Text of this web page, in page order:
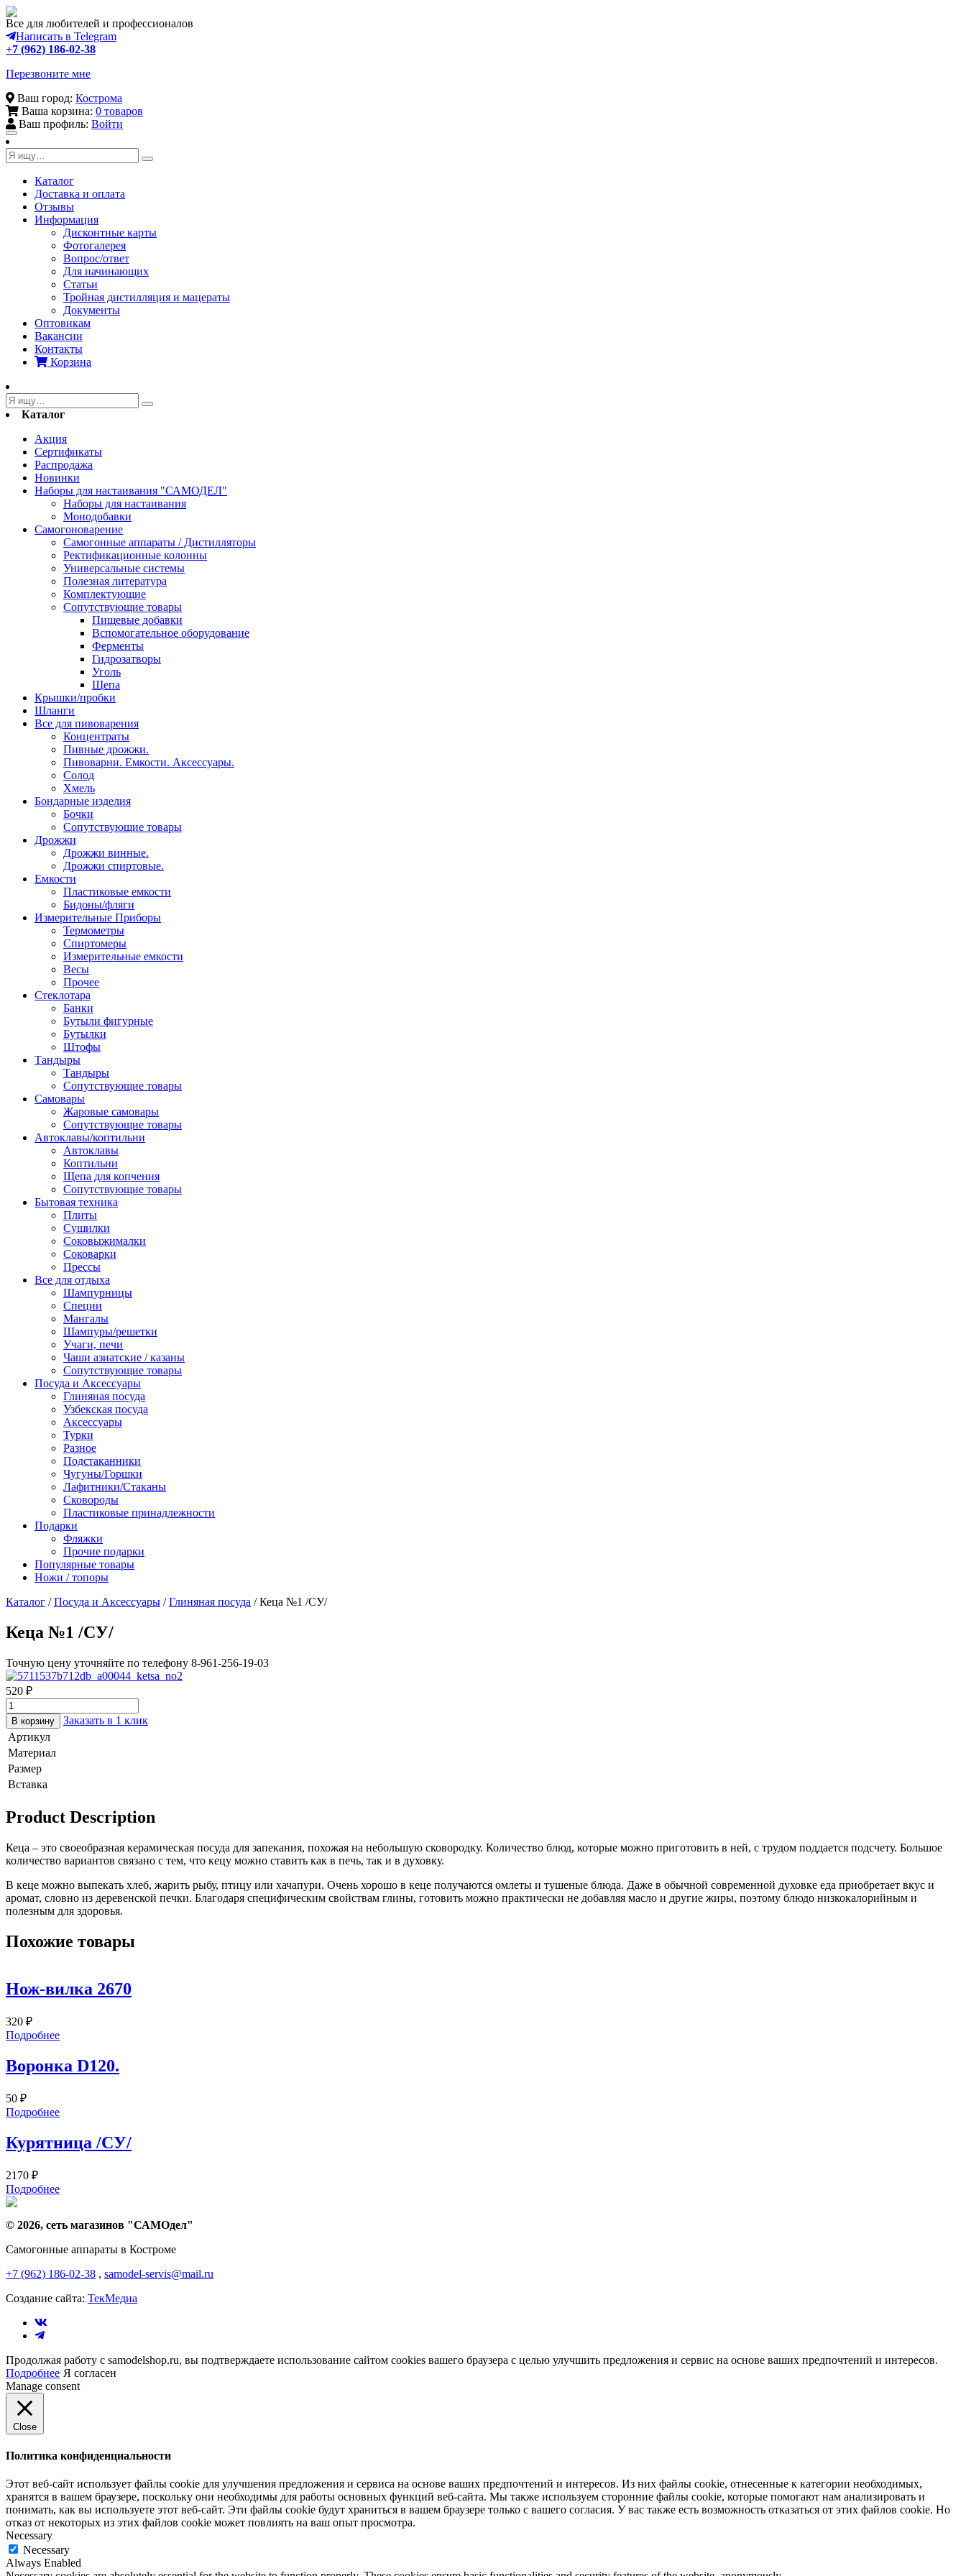
Все для любителей и профессионалов
Написать в Telegram
+7 (962) 186-02-38
Перезвоните мне
Ваш город: Кострома
Ваша корзина: 0 товаров
Ваш профиль: Войти
Toggle
navigation
Каталог
Доставка и оплата
Отзывы
Информация
Дисконтные карты
Фотогалерея
Вопрос/ответ
Для начинающих
Статьи
Тройная дистилляция и мацераты
Документы
Оптовикам
Вакансии
Контакты
Корзина
Каталог
Акция
Сертификаты
Распродажа
Новинки
Наборы для настаивания "САМОДЕЛ"
Наборы для настаивания
Монодобавки
Самогоноварение
Самогонные аппараты / Дистилляторы
Ректификационные колонны
Универсальные системы
Полезная литература
Комплектующие
Сопутствующие товары
Пищевые добавки
Вспомогательное оборудование
Ферменты
Гидрозатворы
Уголь
Щепа
Крышки/пробки
Шланги
Все для пивоварения
Концентраты
Пивные дрожжи.
Пивоварни. Емкости. Аксессуары.
Солод
Хмель
Бондарные изделия
Бочки
Сопутствующие товары
Дрожжи
Дрожжи винные.
Дрожжи спиртовые.
Емкости
Пластиковые емкости
Бидоны/фляги
Измерительные Приборы
Термометры
Спиртомеры
Измерительные емкости
Весы
Прочее
Стеклотара
Банки
Бутыли фигурные
Бутылки
Штофы
Тандыры
Тандыры
Сопутствующие товары
Самовары
Жаровые самовары
Сопутствующие товары
Автоклавы/коптильни
Автоклавы
Коптильни
Щепа для копчения
Сопутствующие товары
Бытовая техника
Плиты
Сушилки
Соковыжималки
Соковарки
Прессы
Все для отдыха
Шампурницы
Специи
Мангалы
Шампуры/решетки
Учаги, печи
Чаши азиатские / казаны
Сопутствующие товары
Посуда и Аксессуары
Глиняная посуда
Узбекская посуда
Аксессуары
Турки
Разное
Подстаканники
Чугуны/Горшки
Лафитники/Стаканы
Сковороды
Пластиковые принадлежности
Подарки
Фляжки
Прочие подарки
Популярные товары
Ножи / топоры
Каталог /Посуда и Аксессуары /Глиняная посуда / Кеца №1 /СУ/
Кеца №1 /СУ/
Точную цену уточняйте по телефону 8-961-256-19-03
520 ₽
В корзину
Заказать в 1 клик
Артикул
Материал
Размер
Вставка
Product Description
Кеца – это своеобразная керамическая посуда для запекания, похожая на небольшую сковородку. Количество блюд, которые можно приготовить в ней, с трудом поддается подсчету. Большое
количество вариантов связано с тем, что кецу можно ставить как в печь, так и в духовку.
В кеце можно выпекать хлеб, жарить рыбу, птицу или хачапури. Очень хорошо в кеце получаются омлеты и тушеные блюда. Даже в обычной современной духовке еда приобретает вкус и
аромат, словно из деревенской печки. Благодаря специфическим свойствам глины, готовить можно практически не добавляя масло и другие жиры, поэтому блюдо низкокалорийным и
полезным для здоровья.
Похожие товары
Нож-вилка 2670
320 ₽
Подробнее
Воронка D120.
50 ₽
Подробнее
Курятница /СУ/
2170 ₽
Подробнее
© 2026, сеть магазинов "САМОдел"
Самогонные аппараты в Костроме
+7 (962) 186-02-38 , samodel-servis@mail.ru
Создание сайта: ТекМедиа
Продолжая работу с samodelshop.ru, вы подтверждаете использование сайтом cookies вашего браузера с целью улучшить предложения и сервис на основе ваших предпочтений и интересов.
Подробнее Я согласен
Manage consent
Close
Политика конфиденциальности
Этот веб-сайт использует файлы cookie для улучшения предложения и сервиса на основе ваших предпочтений и интересов. Из них файлы cookie, отнесенные к категории необходимых,
хранятся в вашем браузере, поскольку они необходимы для работы основных функций веб-сайта. Мы также используем сторонние файлы cookie, которые помогают нам анализировать и
понимать, как вы используете этот веб-сайт. Эти файлы cookie будут храниться в вашем браузере только с вашего согласия. У вас также есть возможность отказаться от этих файлов cookie. Но
отказ от некоторых из этих файлов cookie может повлиять на ваш опыт просмотра.
Necessary
Necessary
Always Enabled